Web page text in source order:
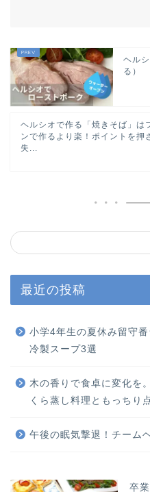
ヘル
る）
ヘルシオで作る「焼きそば」は
ンで作るより楽！ポイントを押
失...
最近の投稿
小学4年生の夏休み留守
冷製スープ3選
木の香りで食卓に変化を
くら蒸し料理ともっちり
午後の眠気撃退！チーム
卒